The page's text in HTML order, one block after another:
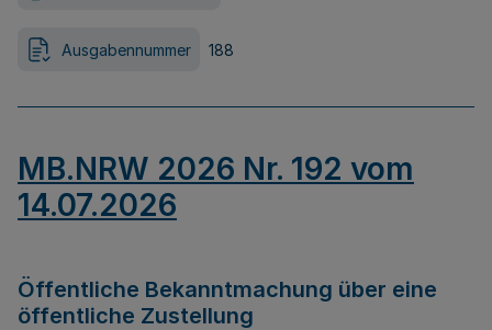
Ausgabennummer 188
MB.NRW 2026 Nr. 192 vom
14.07.2026
Öffentliche Bekanntmachung über eine
öffentliche Zustellung